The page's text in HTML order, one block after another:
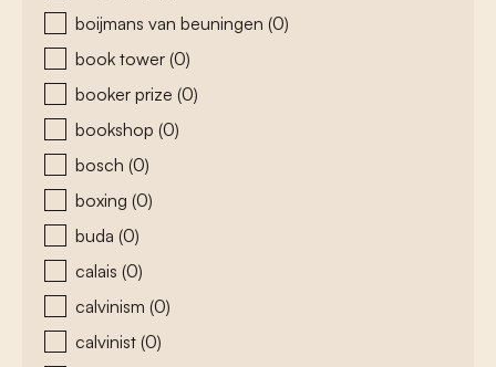
boijmans van beuningen (0)
book tower (0)
booker prize (0)
bookshop (0)
bosch (0)
boxing (0)
buda (0)
calais (0)
calvinism (0)
calvinist (0)